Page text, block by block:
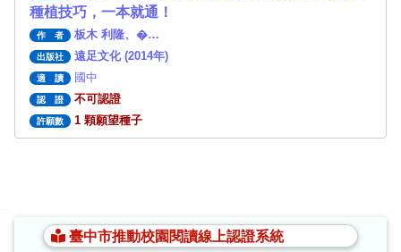
種植技巧，一本就通！
作 者 板木 利隆、�…
出版社 遠足文化 (2014年)
適 讀 國中
認 證 不可認證
許願數 1 顆願望種子
臺中市推動校園閱讀線上認證系統